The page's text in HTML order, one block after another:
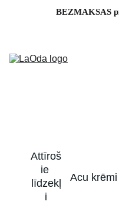
BEZMAKSAS
Acu krēmi
Attīroš
ie
līdzekļ
i